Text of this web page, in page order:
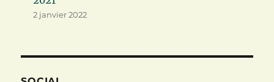
2 janvier 2022